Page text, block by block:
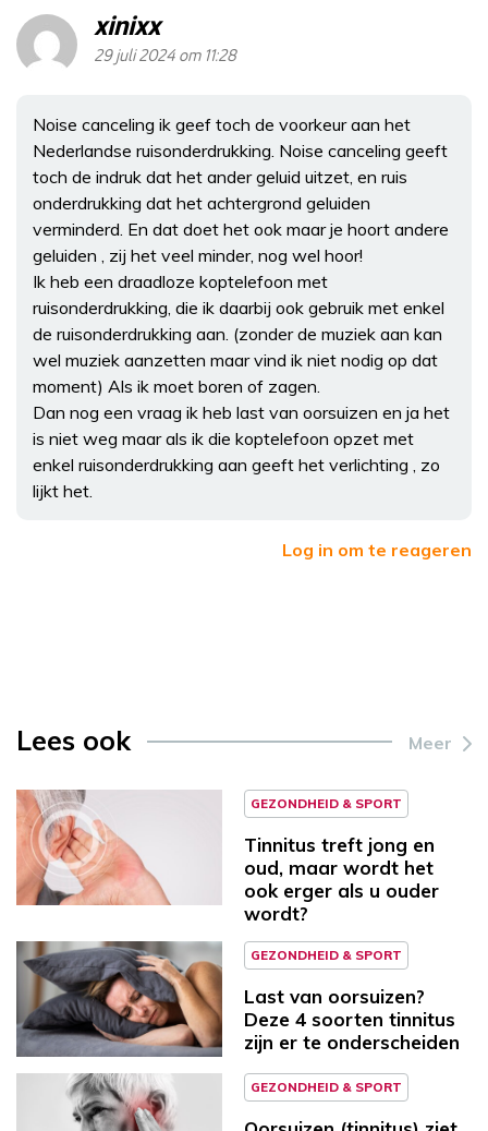
xinixx
29 juli 2024 om 11:28
Noise canceling ik geef toch de voorkeur aan het
Nederlandse ruisonderdrukking. Noise canceling geeft
toch de indruk dat het ander geluid uitzet, en ruis
onderdrukking dat het achtergrond geluiden
verminderd. En dat doet het ook maar je hoort andere
geluiden , zij het veel minder, nog wel hoor!
Ik heb een draadloze koptelefoon met
ruisonderdrukking, die ik daarbij ook gebruik met enkel
de ruisonderdrukking aan. (zonder de muziek aan kan
wel muziek aanzetten maar vind ik niet nodig op dat
moment) Als ik moet boren of zagen.
Dan nog een vraag ik heb last van oorsuizen en ja het
is niet weg maar als ik die koptelefoon opzet met
enkel ruisonderdrukking aan geeft het verlichting , zo
lijkt het.
Log in om te reageren
Lees ook Meer
GEZONDHEID & SPORT
Tinnitus treft jong en
oud, maar wordt het
ook erger als u ouder
wordt?
GEZONDHEID & SPORT
Last van oorsuizen?
Deze 4 soorten tinnitus
zijn er te onderscheiden
GEZONDHEID & SPORT